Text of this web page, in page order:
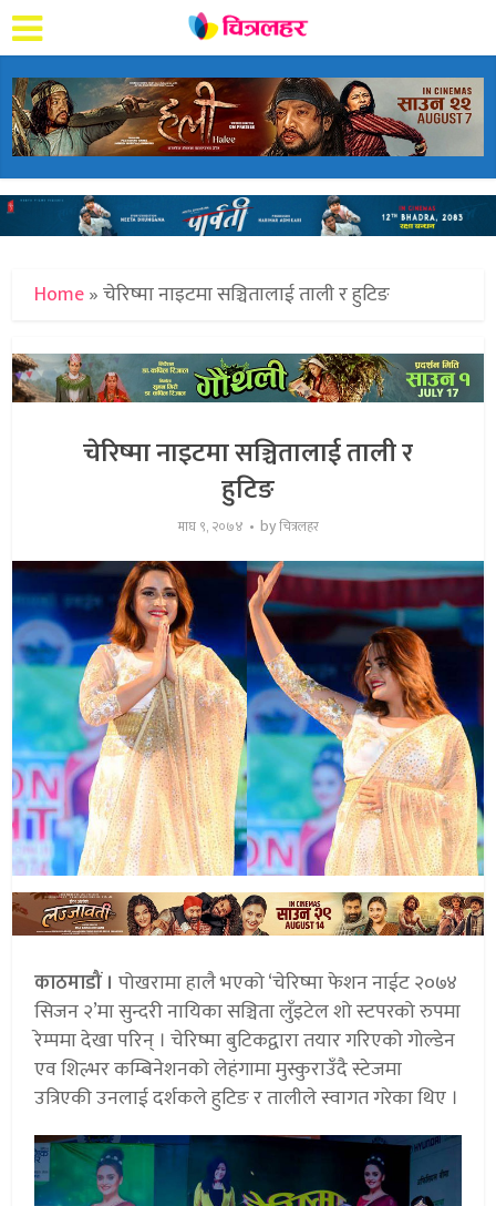
Home»चेरिष्मा नाइटमा सञ्चितालाई ताली र हुटिङ
चेरिष्मा नाइटमा सञ्चितालाई ताली र
हुटिङ
माघ ९, २०७४ byचित्रलहर
काठमाडौं । पोखरामा हालै भएको ‘चेरिष्मा फेशन नाईट २०७४
सिजन २’मा सुन्दरी नायिका सञ्चिता लुँइटेल शो स्टपरको रुपमा
रेम्पमा देखा परिन् । चेरिष्मा बुटिकद्वारा तयार गरिएको गोल्डेन
एव शिल्भर कम्बिनेशनको लेहंगामा मुस्कुराउँदै स्टेजमा
उत्रिएकी उनलाई दर्शकले हुटिङ र तालीले स्वागत गरेका थिए ।